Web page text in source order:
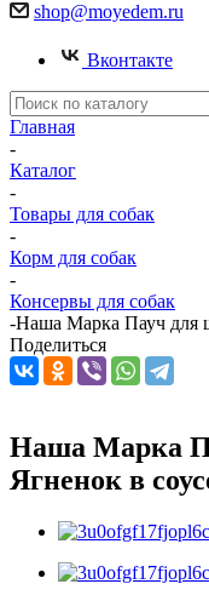
shop@moyedem.ru
Вконтакте
Главная
-
Каталог
-
Товары для собак
-
Корм для собак
-
Консервы для собак
-Наша Марка Пауч для
Поделиться
Наша Марка
Ягненок в